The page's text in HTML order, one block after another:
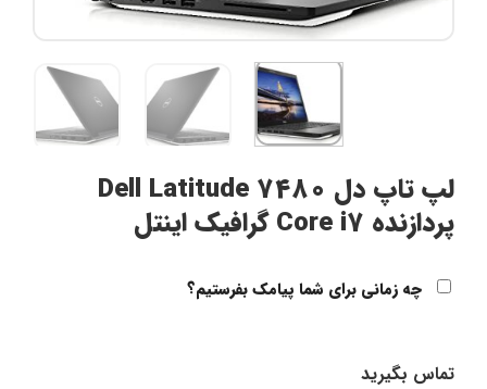
لپ تاپ دل Dell Latitude 7480
پردازنده Core i7 گرافیک اینتل
چه زمانی برای شما پیامک بفرستیم؟
تماس بگیرید